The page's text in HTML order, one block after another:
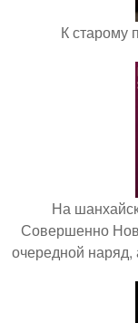
К старому
На
Совершенно
очередной